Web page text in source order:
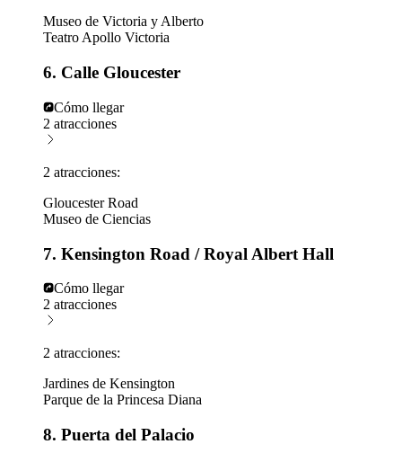
Museo de Victoria y Alberto
Teatro Apollo Victoria
6. Calle Gloucester
Cómo llegar
2 atracciones
2 atracciones:
Gloucester Road
Museo de Ciencias
7. Kensington Road / Royal Albert Hall
Cómo llegar
2 atracciones
2 atracciones:
Jardines de Kensington
Parque de la Princesa Diana
8. Puerta del Palacio